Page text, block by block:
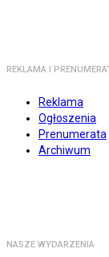
REKLAMA I
Reklama
Ogłoszenia
Prenumerata
Archiwum
NASZE WYDARZENIA